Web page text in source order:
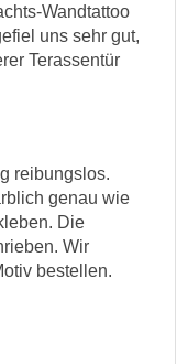
Wandtattoo
uns sehr gut,
Terassentür
reibungslos.
genau wie
Die
Wir
bestellen.